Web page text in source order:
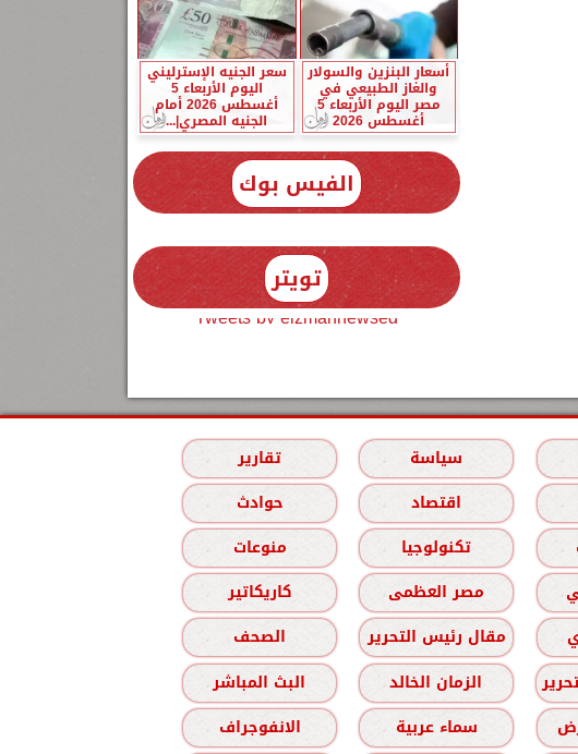
أسعار البنزين والسولار
والغاز الطبيعي في
مصر اليوم الأربعاء 5
أغسطس 2026
سعر الجنيه الإسترليني
اليوم الأربعاء 5
أغسطس 2026 أمام
الجنيه المصري|...
الفيس بوك
تويتر
Tweets by elzmannewseg
سياسة
تقارير
اقتصاد
حوادث
تكنولوجيا
منوعات
مصر العظمى
كاريكاتير
مقال رئيس التحرير
الصحف
الزمان الخالد
البث المباشر
سماء عربية الانفوجراف